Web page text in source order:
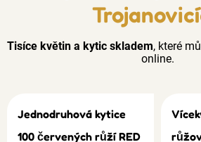
Tisíce květin a kytic skladem, které
online.
Jednodruhová kytice
100 červených růží RED